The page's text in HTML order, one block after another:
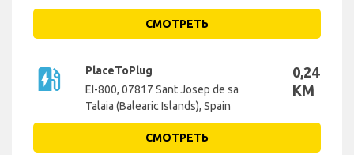
СМОТРЕТЬ
ev_station
PlaceToPlug
EI-800, 07817 Sant Josep de sa
Talaia (Balearic Islands), Spain
0,24
KM
СМОТРЕТЬ